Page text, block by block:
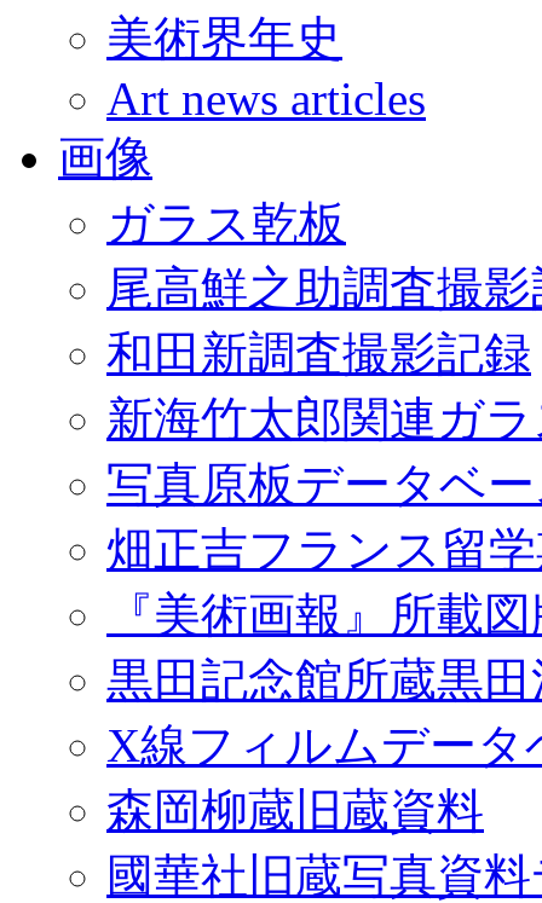
美術界年史
Art news articles
画像
ガラス乾板
尾高鮮之助調査撮
和田新調査撮影記録
新海竹太郎関連ガ
写真原板データベ
畑正吉フランス留
『美術画報』所載
黒田記念館所蔵黒
X線フィルムデータ
森岡柳蔵旧蔵資料
國華社旧蔵写真資